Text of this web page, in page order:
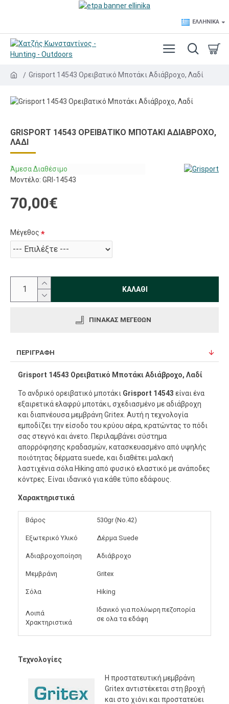
ΕΛΛΗΝΙΚΆ
Grisport 14543 Ορειβατικό Μποτάκι Αδιάβροχο, Λαδί
GRISPORT 14543 ΟΡΕΙΒΑΤΙΚΌ ΜΠΟΤΆΚΙ ΑΔΙΆΒΡΟΧΟ,
ΛΑΔΊ
Άμεσα Διαθέσιμο
Μοντέλο: GRI-14543
70,00€
Μέγεθος
ΚΑΛΆΘΙ
ΠΊΝΑΚΑΣ ΜΕΓΕΘΏΝ
ΠΕΡΙΓΡΑΦΉ
Grisport 14543 Ορειβατικό Μποτάκι Αδιάβροχο, Λαδί
Το ανδρικό ορειβατικό μποτάκι Grisport 14543 είναι ένα
εξαιρετικά ελαφρύ μποτάκι, σχεδιασμένο με αδιάβροχη
και διαπνέουσα μεμβράνη Gritex. Αυτή η τεχνολογία
εμποδίζει την είσοδο του κρύου αέρα, κρατώντας το πόδι
σας στεγνό και άνετο. Περιλαμβάνει σύστημα
απορρόφησης κραδασμών, κατασκευασμένο από υψηλής
ποιότητας δέρματα suede, και διαθέτει μαλακή
λαστιχένια σόλα Hiking από φυσικό ελαστικό με ανάποδες
κόντρες. Είναι ιδανικό για κάθε τύπο εδάφους.
Χαρακτηριστικά
Βάρος 530gr (No.42)
Εξωτερικό Υλικό Δέρμα Suede
Αδιαβροχοποίηση Αδιάβροχο
Μεμβράνη Gritex
Σόλα Hiking
Λοιπά
Χρακτηριστικά
Ιδανικό για πολύωρη πεζοπορία
σε ολα τα εδάφη
Τεχνολογίες
Η προστατευτική μεμβράνη
Gritex αντιστέκεται στη βροχή
και στο χιόνι και προστατεύει